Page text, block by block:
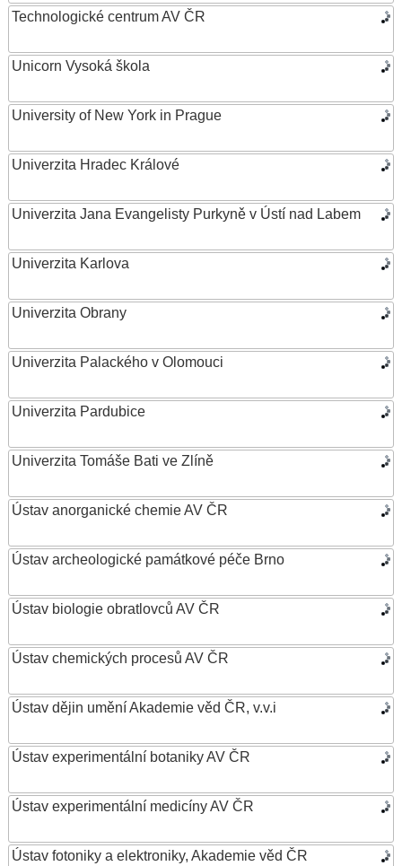
Technologické centrum AV ČR
Unicorn Vysoká škola
University of New York in Prague
Univerzita Hradec Králové
Univerzita Jana Evangelisty Purkyně v Ústí nad Labem
Univerzita Karlova
Univerzita Obrany
Univerzita Palackého v Olomouci
Univerzita Pardubice
Univerzita Tomáše Bati ve Zlíně
Ústav anorganické chemie AV ČR
Ústav archeologické památkové péče Brno
Ústav biologie obratlovců AV ČR
Ústav chemických procesů AV ČR
Ústav dějin umění Akademie věd ČR, v.v.i
Ústav experimentální botaniky AV ČR
Ústav experimentální medicíny AV ČR
Ústav fotoniky a elektroniky, Akademie věd ČR